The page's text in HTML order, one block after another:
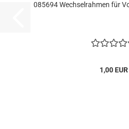
085694 Wechselrahmen für
1,00 EUR